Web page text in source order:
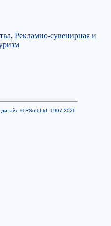
, Рекламно-сувенирная и
© RSoft,Ltd. 1997-2026